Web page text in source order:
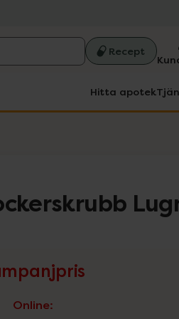
Recept
Hitta apotek
Online: